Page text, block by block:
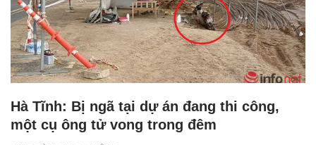
Hà Tĩnh: Bị ngã tại dự án đang thi công,
một cụ ông tử vong trong đêm